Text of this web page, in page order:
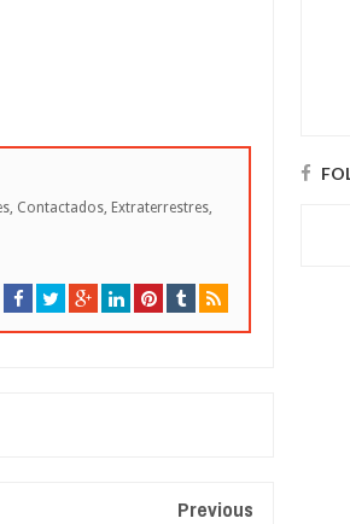
Contactados, Extraterrestres,
Previous